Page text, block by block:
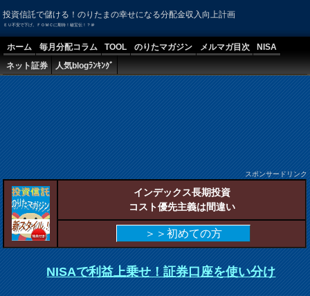
投資信託で儲ける！のりたまの幸せになる分配金収入向上計画
ＥＵ不安で下げ。ＦＯＭＣに期待！秘宝伝！？＠
ホーム 毎月分配コラム TOOL のりたマガジン メルマガ目次
NISA
ネット証券
人気blogﾗﾝｷﾝｸﾞ
スポンサードリンク
インデックス長期投資
コスト優先主義は間違い
＞＞初めての方
NISAで利益上乗せ！証券口座を使い分け